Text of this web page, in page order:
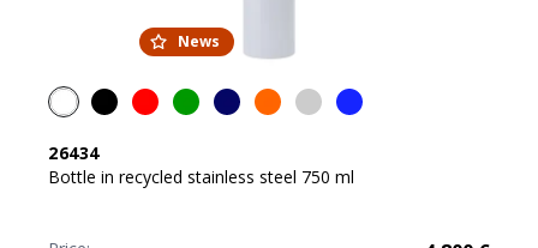
News
26434
Bottle in recycled stainless steel 750 ml